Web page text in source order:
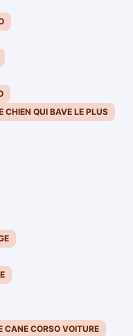
CHIEN QUI BAVE LE PLUS
CANE CORSO VOITURE